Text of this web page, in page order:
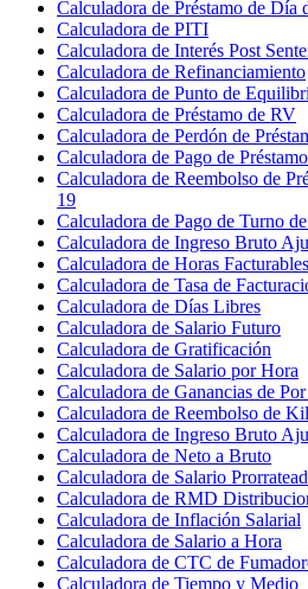
Calculadora de Préstamo de Día
Calculadora de PITI
Calculadora de Interés Post
Calculadora de Refinanciamiento
Calculadora de Punto de
Calculadora de Préstamo de RV
Calculadora de Perdón de
Calculadora de Pago de
Calculadora de Reembolso de
19
Calculadora de Pago de Turno
Calculadora de Ingreso Bruto
Calculadora de Horas Facturables
Calculadora de Tasa de
Calculadora de Días Libres
Calculadora de Salario Futuro
Calculadora de Gratificación
Calculadora de Salario por Hora
Calculadora de Ganancias de
Calculadora de Reembolso de
Calculadora de Ingreso Bruto
Calculadora de Neto a Bruto
Calculadora de Salario
Calculadora de RMD
Calculadora de Inflación Salarial
Calculadora de Salario a Hora
Calculadora de CTC de
Calculadora de Tiempo y Medio